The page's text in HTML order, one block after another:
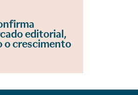
editorial,
o crescimento